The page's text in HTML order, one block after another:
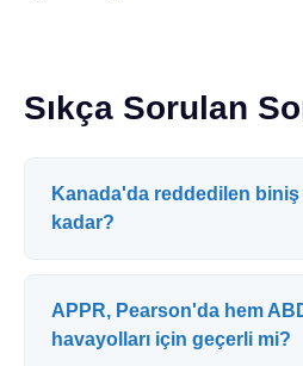
Sıkça Sorulan
Kanada'da reddedilen biniş
kadar?
APPR, Pearson'da hem
havayolları için geçerli mi?